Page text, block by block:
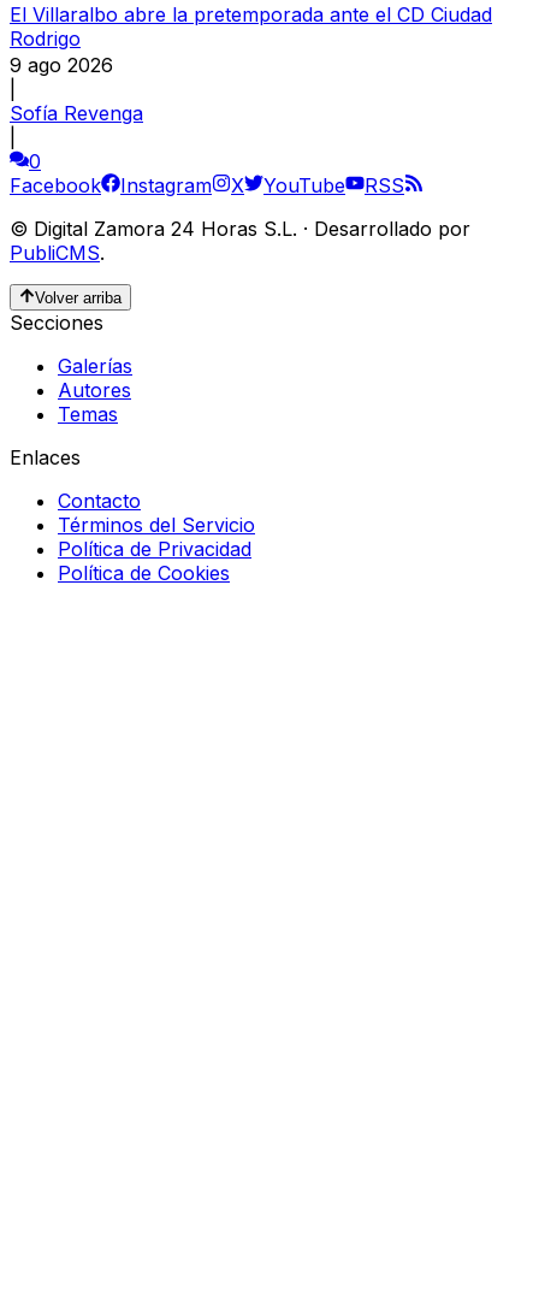
El Villaralbo abre la pretemporada ante el CD Ciudad
Rodrigo
9 ago 2026
Sofía Revenga
0
Facebook
Instagram X YouTube
RSS
© Digital Zamora 24 Horas S.L. · Desarrollado por
PubliCMS.
Volver arriba
Secciones
Galerías
Autores
Temas
Enlaces
Contacto
Términos del Servicio
Política de Privacidad
Política de Cookies